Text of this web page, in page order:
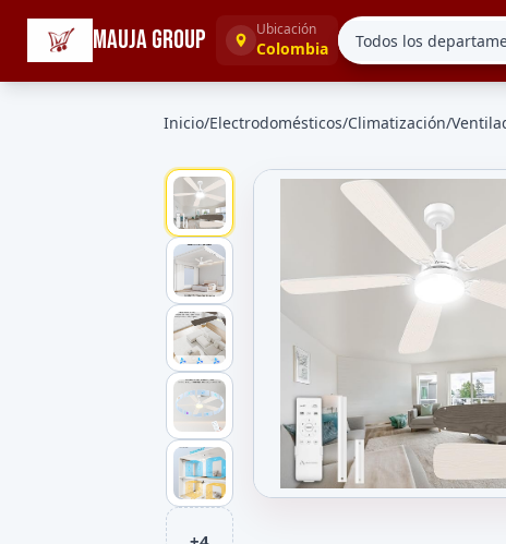
MAUJA GROUP Ubicación
Colombia
☰ Categorías
Inicio/Electrodomésticos/Climatización/